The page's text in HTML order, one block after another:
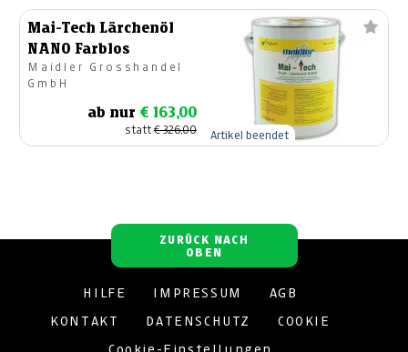
Mai-Tech Lärchenöl
NANO Farblos
Maidler Grosshandel
GmbH
ab nur € 163,00
statt€ 326,00 Artikel beendet
ZURÜCK NACH
OBEN
HILFE IMPRESSUM AGB
KONTAKT DATENSCHUTZ COOKIE
Cookie-Einstellungen